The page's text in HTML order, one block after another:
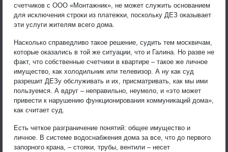
счетчиков с ООО «Монтажник», не может служить основанием
для исключения строки из платежки, поскольку ДЕЗ оказывает
эти услуги жителям всего дома.
Насколько справедливо такое решение, судить тем москвичам,
которые оказались в той же ситуации, что и Галина. Но разве не
факт, что собственные счетчики в квартире – такое же личное
имущество, как холодильник или телевизор. А ну как суд
разрешит ДЕЗу обслуживать и их, присматривать, как мы ими
пользуемся. А вдруг – неправильно, неумело, и «это может
привести к нарушению функционирования коммуникаций дома»,
как считает суд.
Есть четкое разграничение понятий: общее имущество и
личное. В системе водоснабжения дома за все, что до первого
запорного крана, – стояки, трубы, вентили – несет